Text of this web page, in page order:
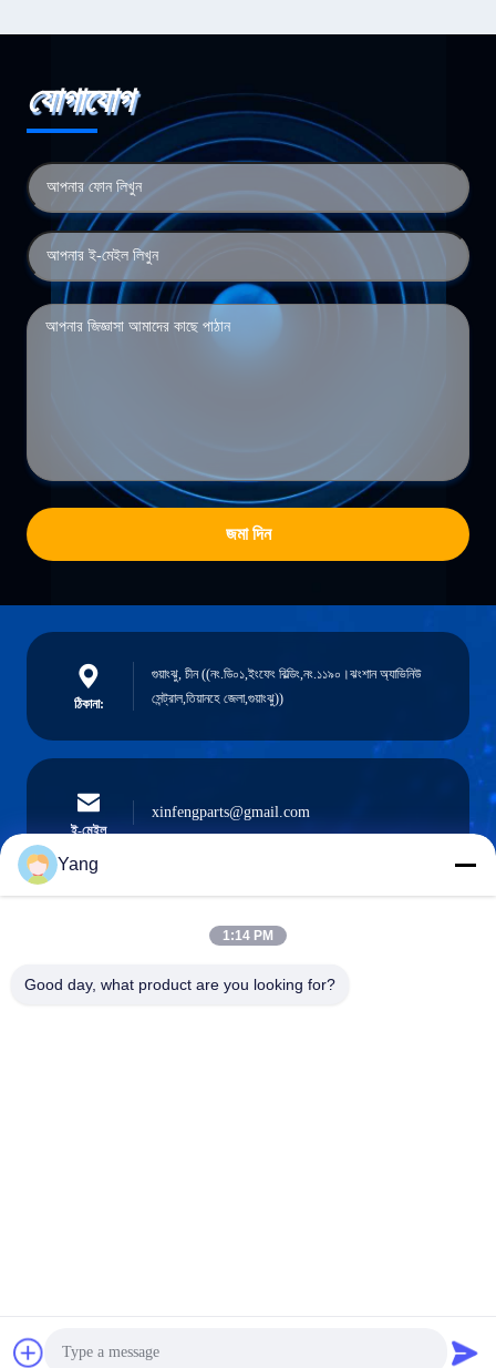
যোগাযোগ
জমা দিন
ঠিকানা:
গুয়াংঝু, চীন ((নং.ডি০১,ইংফেং বিল্ডিং,নং.১১৯০।ঝংশান অ্যাভিনিউ
সেন্ট্রাল,তিয়ানহে জেলা,গুয়াংঝু))
ই-মেইল
xinfengparts@gmail.com
0086-189-9844-3486
Yang
1:14 PM
Good day, what product are you looking for?